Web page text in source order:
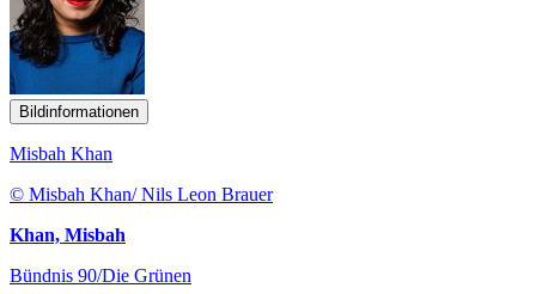
Bildinformationen
Misbah Khan
© Misbah Khan/ Nils Leon Brauer
Khan, Misbah
Bündnis 90/Die Grünen